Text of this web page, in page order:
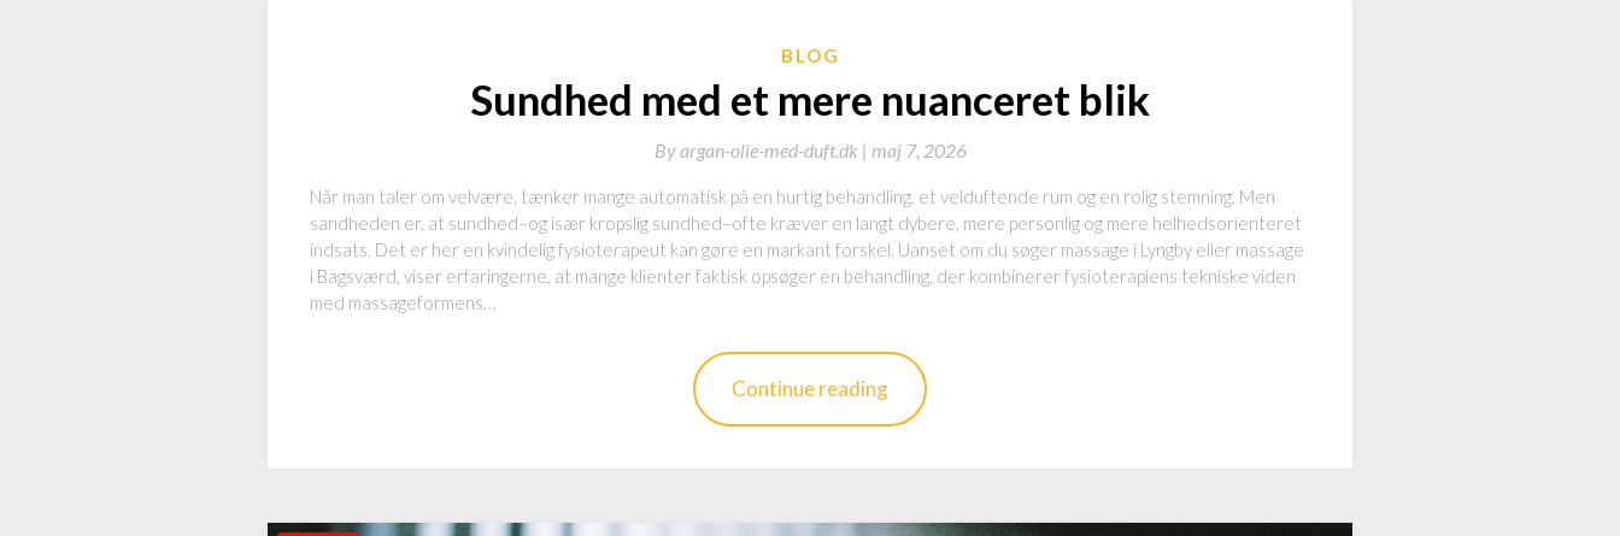
BLOG
Sundhed med et mere nuanceret blik
Byargan-olie-med-duft.dk | maj 7, 2026
Når man taler om velvære, tænker mange automatisk på en hurtig behandling, et velduftende rum og en rolig stemning. Men
sandheden er, at sundhed–og især kropslig sundhed–ofte kræver en langt dybere, mere personlig og mere helhedsorienteret
indsats. Det er her en kvindelig fysioterapeut kan gøre en markant forskel. Uanset om du søger massage i Lyngby eller massage
i Bagsværd, viser erfaringerne, at mange klienter faktisk opsøger en behandling, der kombinerer fysioterapiens tekniske viden
med massageformens…
Continue reading